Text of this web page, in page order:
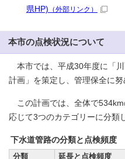
県HP) （外部リンク）
本市の点検状況について
本市では、平成30年度に「
計画」を策定し、管理保全に努
この計画では、全体で
応じて3つのカテゴリーに分類
下水道管路の分類と点検頻度
分類
延長と点検頻度